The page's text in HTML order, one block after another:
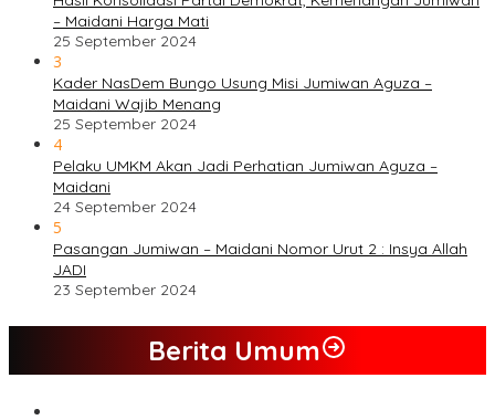
– Maidani Harga Mati
25 September 2024
3
Kader NasDem Bungo Usung Misi Jumiwan Aguza –
Maidani Wajib Menang
25 September 2024
4
Pelaku UMKM Akan Jadi Perhatian Jumiwan Aguza –
Maidani
24 September 2024
5
Pasangan Jumiwan – Maidani Nomor Urut 2 : Insya Allah
JADI
23 September 2024
Berita Umum